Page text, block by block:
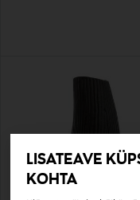
LISATEAVE
KOHTA